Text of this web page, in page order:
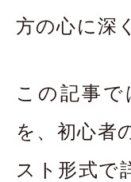
方の心に深
この記事
を、初心者
スト形式で